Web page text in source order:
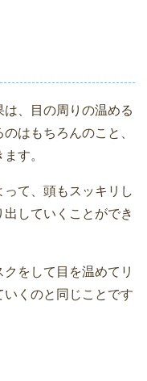
、目の周りの温める
はもちろんのこと、
す。
て、頭もスッキリし
していくことができ
をして目を温めてリ
くのと同じことです